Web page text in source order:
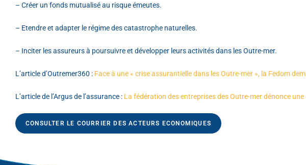
– Créer un fonds mutualisé au risque émeutes.
– Etendre et adapter le régime des catastrophe naturelles.
– Inciter les assureurs à poursuivre et développer leurs activités dans les Outre-mer.
L’article d’Outremer360 : Face à une « crise assurantielle dans les Outre-mer », la Fedom
L’article de l’Argus de l’assurance : La fédération des entreprises des Outre-mer dénonce une
CONSULTER LE COURRIER DES ACTEURS ECONOMIQUES